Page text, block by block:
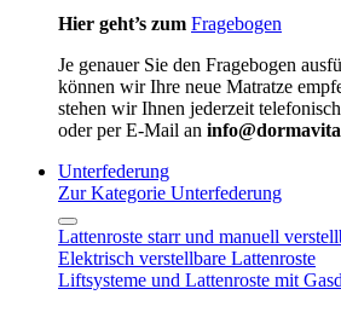
Hier geht’s zum Fragebogen
Je genauer Sie den Fragebogen
können wir Ihre neue Matratze
stehen wir Ihnen jederzeit
oder per E-Mail an
Unterfederung
Zur Kategorie Unterfederung
Lattenroste starr und manuell
Elektrisch verstellbare Lattenroste
Liftsysteme und Lattenroste mit